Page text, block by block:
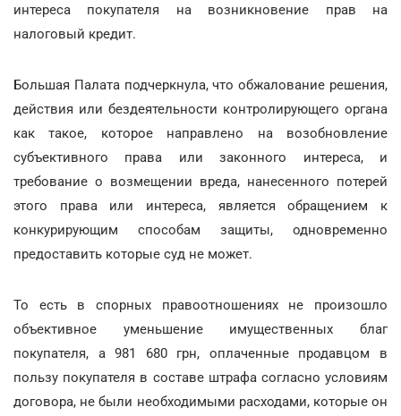
интереса покупателя на возникновение прав на
налоговый кредит.
Большая Палата подчеркнула, что обжалование решения,
действия или бездеятельности контролирующего органа
как такое, которое направлено на возобновление
субъективного права или законного интереса, и
требование о возмещении вреда, нанесенного потерей
этого права или интереса, является обращением к
конкурирующим способам защиты, одновременно
предоставить которые суд не может.
То есть в спорных правоотношениях не произошло
объективное уменьшение имущественных благ
покупателя, а 981 680 грн, оплаченные продавцом в
пользу покупателя в составе штрафа согласно условиям
договора, не были необходимыми расходами, которые он